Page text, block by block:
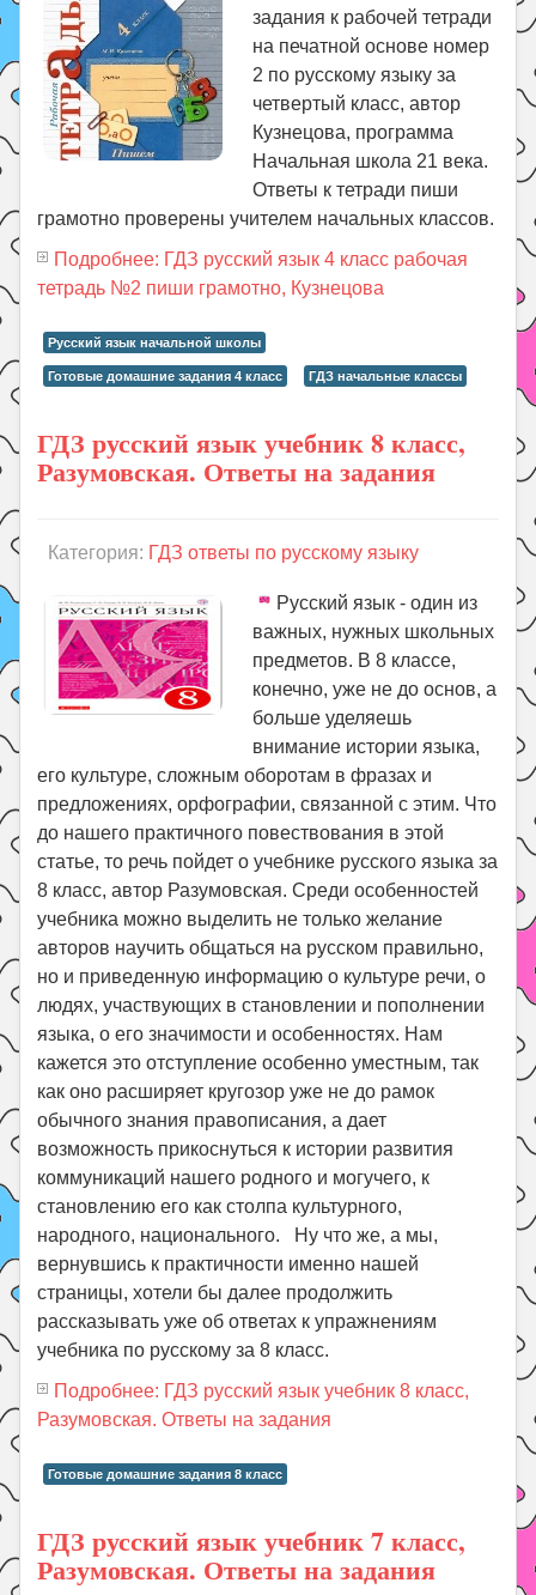
задания к рабочей тетради
на печатной основе номер
2 по русскому языку за
четвертый класс, автор
Кузнецова, программа
Начальная школа 21 века.
Ответы к тетради пиши
грамотно проверены учителем начальных классов.
Подробнее: ГДЗ русский язык 4 класс рабочая
тетрадь №2 пиши грамотно, Кузнецова
Русский язык начальной школы
Готовые домашние задания 4 класс ГДЗ начальные классы
ГДЗ русский язык учебник 8 класс,
Разумовская. Ответы на задания
Категория: ГДЗ ответы по русскому языку
Русский язык - один из
важных, нужных школьных
предметов. В 8 классе,
конечно, уже не до основ, а
больше уделяешь
внимание истории языка,
его культуре, сложным оборотам в фразах и
предложениях, орфографии, связанной с этим. Что
до нашего практичного повествования в этой
статье, то речь пойдет о учебнике русского языка за
8 класс, автор Разумовская. Среди особенностей
учебника можно выделить не только желание
авторов научить общаться на русском правильно,
но и приведенную информацию о культуре речи, о
людях, участвующих в становлении и пополнении
языка, о его значимости и особенностях. Нам
кажется это отступление особенно уместным, так
как оно расширяет кругозор уже не до рамок
обычного знания правописания, а дает
возможность прикоснуться к истории развития
коммуникаций нашего родного и могучего, к
становлению его как столпа культурного,
народного, национального. Ну что же, а мы,
вернувшись к практичности именно нашей
страницы, хотели бы далее продолжить
рассказывать уже об ответах к упражнениям
учебника по русскому за 8 класс.
Подробнее: ГДЗ русский язык учебник 8 класс,
Разумовская. Ответы на задания
Готовые домашние задания 8 класс
ГДЗ русский язык учебник 7 класс,
Разумовская. Ответы на задания